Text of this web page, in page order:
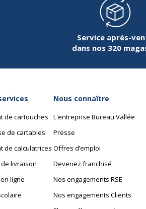
Technologie de la batterie
Technologie(s) de
Technologie de réduction
Type de batterie
Type de montage du
Service après-
dans nos 320
de cartouches
de cartables
de calculatrices
livraison
ligne
Nous connaître
L'entreprise Bureau Vallée
Presse
Offres d’emploi
Devenez franchisé
Nos engagements RSE
Nos engagements Clients